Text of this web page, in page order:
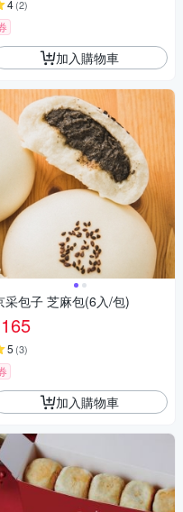
4(2)
加入購物車
采包子 芝麻包(6入/包)
165
5 (3)
加入購物車